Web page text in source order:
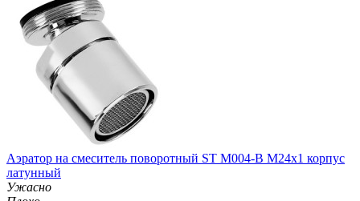
Аэратор на смеситель поворотный ST М004-B М24х1 корпус
латунный
Ужасно